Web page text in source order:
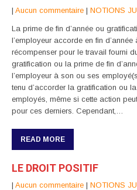
| Aucun commentaire | NOTIONS
La prime de fin d’année ou
l’employeur accorde en fin
récompenser pour le travail fourni
gratification ou la prime de fin
l’employeur à son ou ses
tenu d’accorder la gratification ou
employés, même si cette action
pour ces derniers. Cependant,…
READ MORE
LE DROIT POSITIF
| Aucun commentaire | NOTIONS